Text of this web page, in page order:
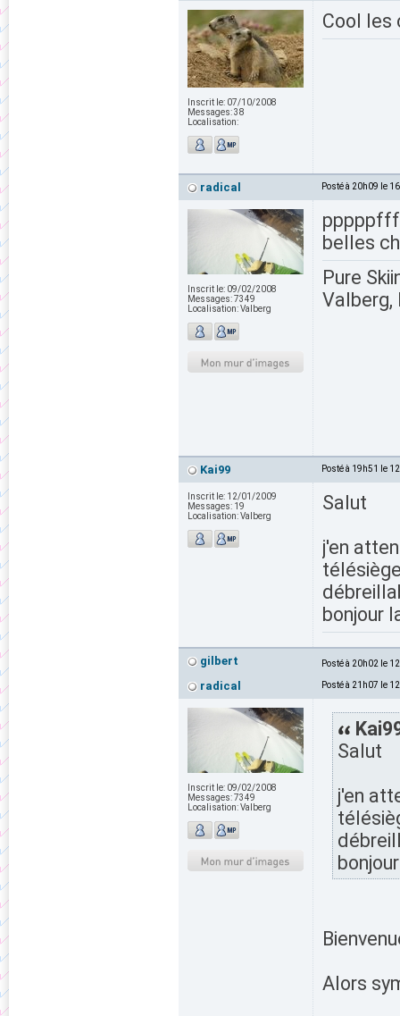
Inscrit le: 07/10/2008
Messages:38
Localisation:
Cool les
radical Posté à 20h09 le
Inscrit le: 09/02/2008
Messages:7349
Localisation:Valberg
belles
Pure
Valberg,
Kai99 Posté à 19h51 le
Inscrit le: 12/01/2009
Messages: 19
Localisation:Valberg
Salut
j'en
bonjour
gilbert Posté à 20h02 le
radical Posté à 21h07 le
Inscrit le: 09/02/2008
Messages:7349
Localisation:Valberg
Salut
j'en
Alors